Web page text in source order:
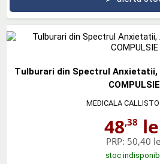
Tulburari din Spectrul Anxietatii,
COMPULSIE
MEDICALA CALLISTO
48,38
PRP: 50,40
stoc